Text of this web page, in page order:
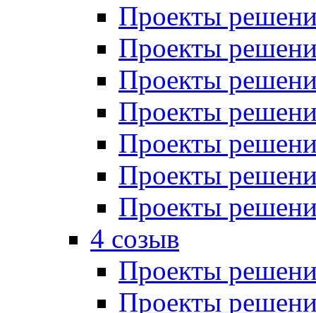
Проекты
Проекты
Проекты
Проекты
Проекты
Проекты
Проекты
4 созыв
Проекты
Проекты